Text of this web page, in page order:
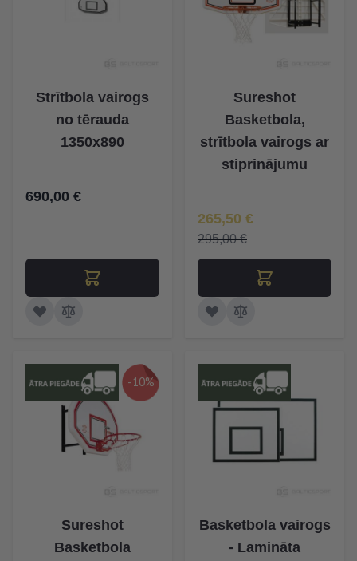
Strītbola vairogs
no tērauda
1350x890
690,00 €
Sureshot
Basketbola,
strītbola vairogs ar
stiprinājumu
Īpaša Cena
265,50 €
295,00 €
-10%
Sureshot
Basketbola
Basketbola vairogs
- Lamināta